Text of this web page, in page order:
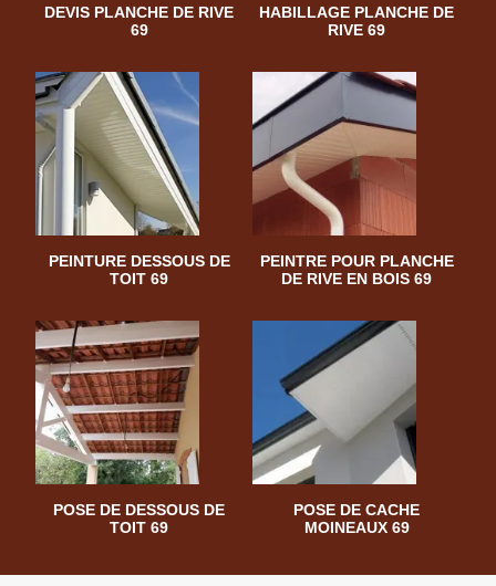
DEVIS PLANCHE DE RIVE
69
HABILLAGE PLANCHE DE
RIVE 69
PEINTURE DESSOUS DE
TOIT 69
PEINTRE POUR PLANCHE
DE RIVE EN BOIS 69
POSE DE DESSOUS DE
TOIT 69
POSE DE CACHE
MOINEAUX 69